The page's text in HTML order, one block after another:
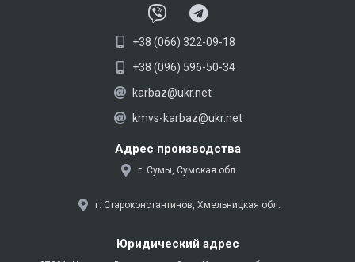
V
i
b
e
r
T
l
e
g
a
m
+38 (066) 322-09-18
+38 (096) 596-50-34
karbaz@ukr.net
kmvs-karbaz@ukr.net
Адрес производства
г. Сумы, Сумская обл.
г. Староконстантинов, Хмельницкая обл.
Юридический адрес